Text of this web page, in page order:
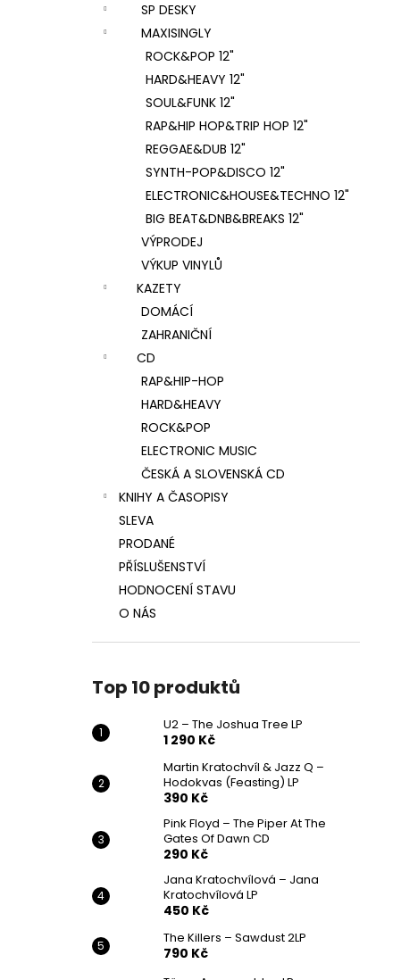
SP DESKY
MAXISINGLY
ROCK&POP 12"
HARD&HEAVY 12"
SOUL&FUNK 12"
RAP&HIP HOP&TRIP HOP 12"
REGGAE&DUB 12"
SYNTH-POP&DISCO 12"
ELECTRONIC&HOUSE&TECHNO 12"
BIG BEAT&DNB&BREAKS 12"
VÝPRODEJ
VÝKUP VINYLŮ
KAZETY
DOMÁCÍ
ZAHRANIČNÍ
CD
RAP&HIP-HOP
HARD&HEAVY
ROCK&POP
ELECTRONIC MUSIC
ČESKÁ A SLOVENSKÁ CD
KNIHY A ČASOPISY
SLEVA
PRODANÉ
PŘÍSLUŠENSTVÍ
HODNOCENÍ STAVU
O NÁS
Top 10 produktů
U2 – The Joshua Tree LP
1 290 Kč
Martin Kratochvíl & Jazz Q ‎–
Hodokvas (Feasting) LP
390 Kč
Pink Floyd – The Piper At The
Gates Of Dawn CD
290 Kč
Jana Kratochvílová – Jana
Kratochvílová LP
450 Kč
The Killers – Sawdust 2LP
790 Kč